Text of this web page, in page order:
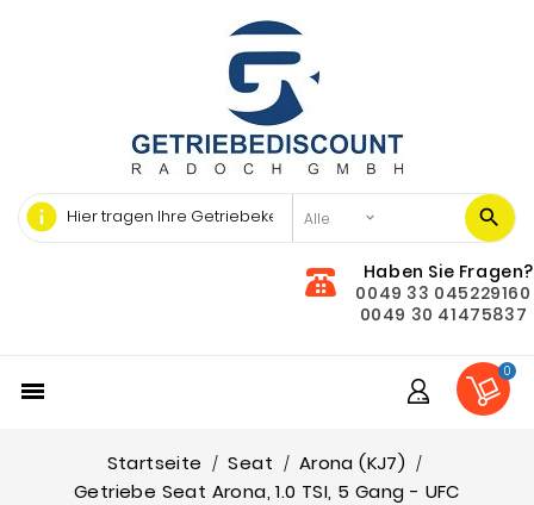
info
Haben Sie Fragen?
0049 33 045229160
0049 30 41475837

0
Startseite Seat
Arona (KJ7)
Getriebe Seat Arona, 1.0 TSI, 5 Gang - UFC